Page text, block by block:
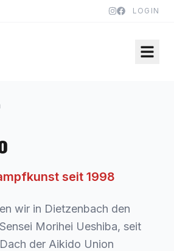
LOGIN
seit 1998
wir in Dietzenbach den
Morihei Ueshiba, seit
der Aikido Union